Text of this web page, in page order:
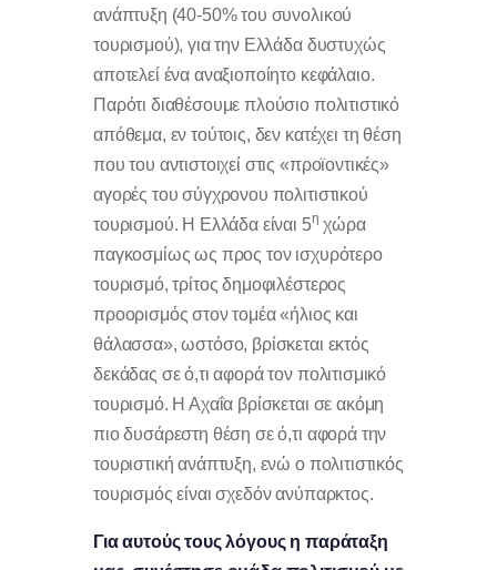
ανάπτυξη (40-50% του συνολικού
τουρισμού), για την Ελλάδα δυστυχώς
αποτελεί ένα αναξιοποίητο κεφάλαιο.
Παρότι διαθέσουμε πλούσιο πολιτιστικό
απόθεμα, εν τούτοις, δεν κατέχει τη θέση
που του αντιστοιχεί στις «προϊοντικές»
αγορές του σύγχρονου πολιτιστικού
τουρισμού. Η Ελλάδα είναι 5η χώρα
παγκοσμίως ως προς τον ισχυρότερο
τουρισμό, τρίτος δημοφιλέστερος
προορισμός στον τομέα «ήλιος και
θάλασσα», ωστόσο, βρίσκεται εκτός
δεκάδας σε ό,τι αφορά τον πολιτισμικό
τουρισμό. Η Αχαΐα βρίσκεται σε ακόμη
πιο δυσάρεστη θέση σε ό,τι αφορά την
τουριστική ανάπτυξη, ενώ ο πολιτιστικός
τουρισμός είναι σχεδόν ανύπαρκτος.
Για αυτούς τους λόγους η παράταξη